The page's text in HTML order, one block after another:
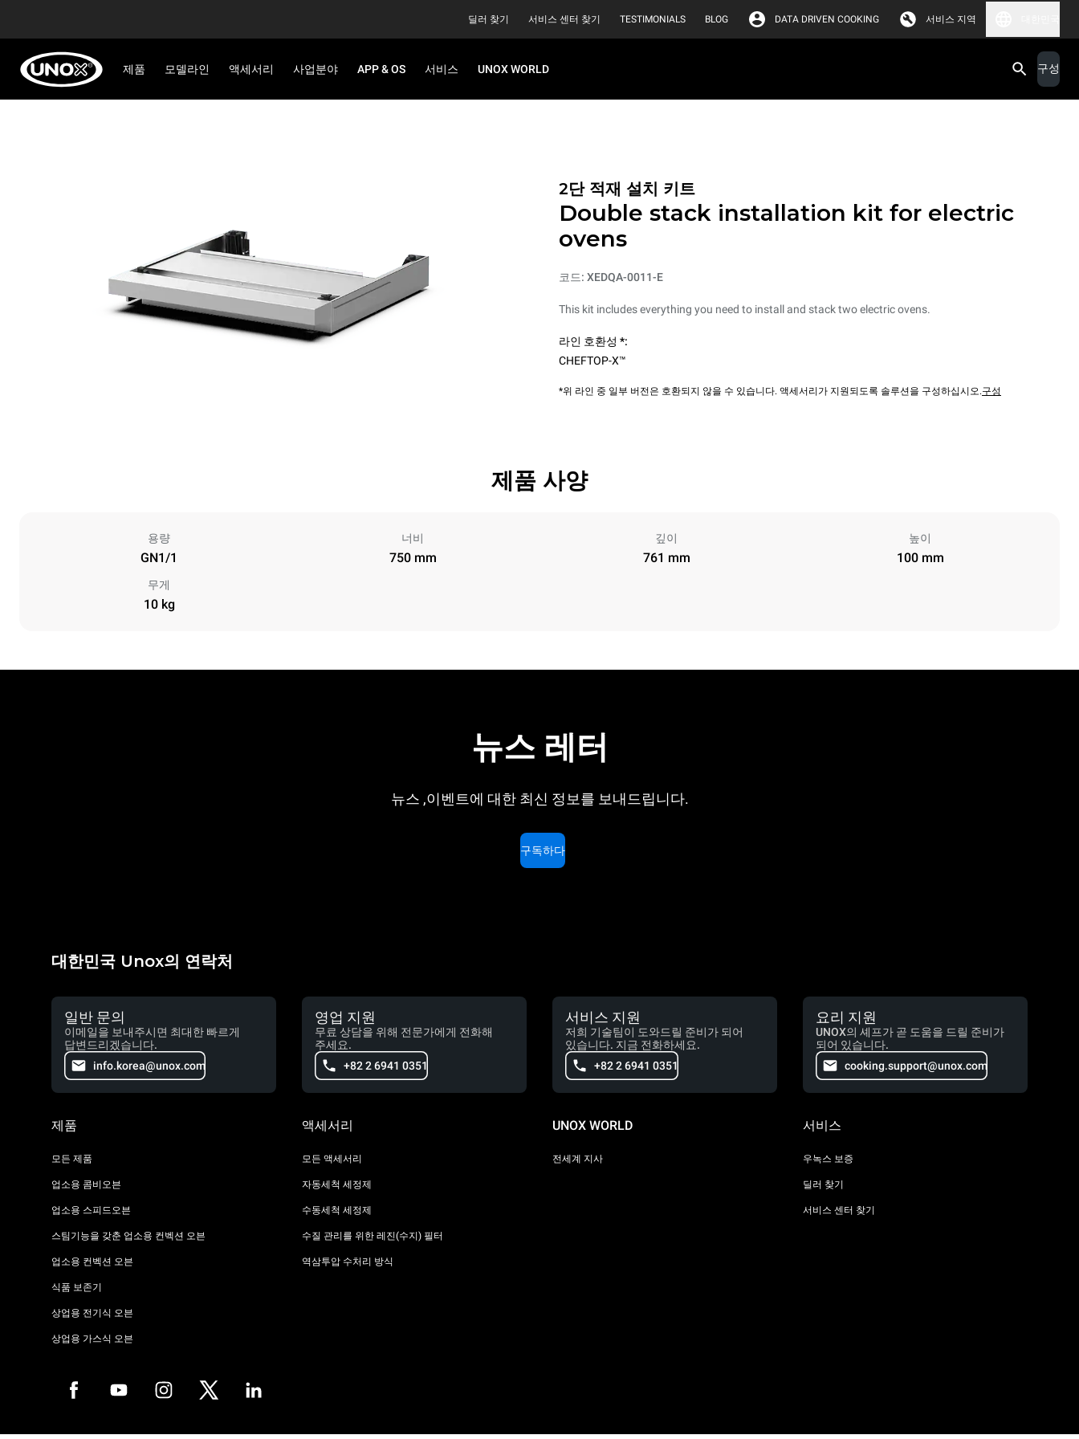
딜러 찾기 서비스 센터 찾기 TESTIMONIALS BLOG DATA DRIVEN COOKING 서비스 지역
제품 모델라인 액세서리 사업분야 APP & OS 서비스 UNOX WORLD 구성
2단 적재 설치 키트
Double stack installation kit for electric
ovens
코드: XEDQA-0011-E
This kit includes everything you need to install and stack two electric ovens.
라인 호환성 *:
CHEFTOP-X™
*위 라인 중 일부 버전은 호환되지 않을 수 있습니다. 액세서리가 지원되도록 솔루션을 구성하십시오.구성
제품 사양
용량
GN1/1
너비
750 mm
깊이
761 mm
높이
100 mm
무게
10 kg
뉴스 레터
뉴스 ,이벤트에 대한 최신 정보를 보내드립니다.
구독하다
대한민국 Unox의 연락처
일반 문의
이메일을 보내주시면 최대한 빠르게
답변드리겠습니다.
info.korea@unox.com
영업 지원
무료 상담을 위해 전문가에게 전화해
주세요.
+82 2 6941 0351
서비스 지원
저희 기술팀이 도와드릴 준비가 되어
있습니다. 지금 전화하세요.
+82 2 6941 0351
요리 지원
UNOX의 셰프가 곧 도움을 드릴 준비가
되어 있습니다.
cooking.support@unox.com
제품
모든 제품
업소용 콤비오븐
업소용 스피드오븐
스팀기능을 갖춘 업소용 컨벡션 오븐
업소용 컨벡션 오븐
식품 보존기
상업용 전기식 오븐
상업용 가스식 오븐
액세서리
모든 액세서리
자동세척 세정제
수동세척 세정제
수질 관리를 위한 레진(수지) 필터
역삼투압 수처리 방식
UNOX WORLD
전세계 지사
서비스
우녹스 보증
딜러 찾기
서비스 센터 찾기